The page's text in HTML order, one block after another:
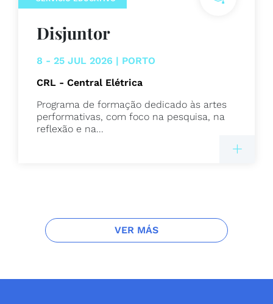
Disjuntor
8 - 25 JUL 2026 | PORTO
CRL - Central Elétrica
Programa de formação dedicado às artes
performativas, com foco na pesquisa, na
reflexão e na...
VER MÁS